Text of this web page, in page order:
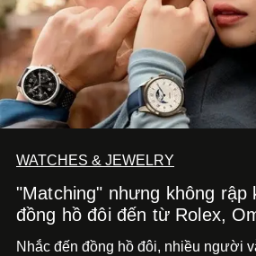
WATCHES & JEWELRY
"Matching" nhưng không rập
đồng hồ đôi đến từ Rolex,
Nhắc đến đồng hồ đôi, nhiều người